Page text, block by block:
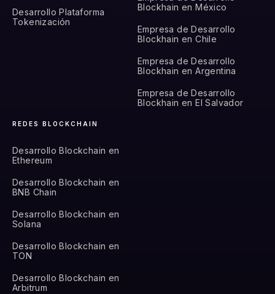
Desarrollo Plataforma
Tokenización
Blockhain en México
Empresa de Desarrollo
Blockhain en Chile
Empresa de Desarrollo
Blockhain en Argentina
Empresa de Desarrollo
Blockhain en El Salvador
REDES BLOCKCHAIN
Desarrollo Blockchain en
Ethereum
Desarrollo Blockchain en
BNB Chain
Desarrollo Blockchain en
Solana
Desarrollo Blockchain en
TON
Desarrollo Blockchain en
Arbitrum